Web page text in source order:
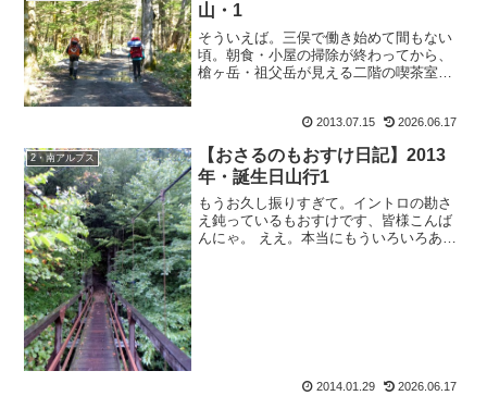
山・1
そういえば。三俣で働き始めて間もない
頃。朝食・小屋の掃除が終わってから、
槍ヶ岳・祖父岳が見える二階の喫茶室で
岳の稜線を眺めるのが好きでした。まだ
2013.07.15 2026.06.17
2・南アルプス
【おさるのもおすけ日記】2013
年・誕生日山行1
もうお久し振りすぎて。イントロの勘さ
え鈍っているもおすけです、皆様こんば
んにゃ。 ええ。本当にもういろいろあっ
2014.01.29 2026.06.17